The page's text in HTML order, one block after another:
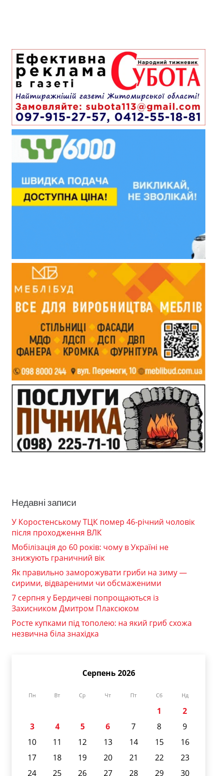
Недавні записи
У Коростенському ТЦК помер 46-річний чоловік
після проходження ВЛК
Мобілізація до 60 років: чому в Україні не
знижують граничний вік
Як правильно заморожувати гриби на зиму —
сирими, відвареними чи обсмаженими
7 серпня у Бердичеві попрощаються із
Захисником Дмитром Плаксюком
Росте купками під тополею: на який гриб схожа
незвична біла знахідка
Серпень 2026
Пн Вт Ср Чт Пт Сб Нд
1
2
3
4 5 6 7 8
9
10
11 12 13 14 15
16
17
18 19 20 21 22
23
24
25 26 27 28 29 30